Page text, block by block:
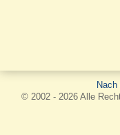
Nach
© 2002 - 2026 Alle